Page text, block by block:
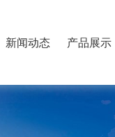
新闻动态 产品展示